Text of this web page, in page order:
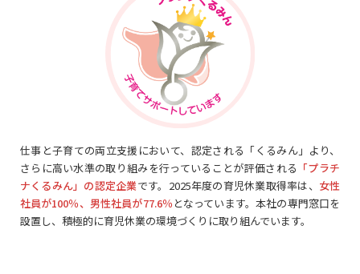
仕事と子育ての両立支援において、認定される「くるみん」より、
さらに高い水準の取り組みを行っていることが評価される 「プラチ
ナくるみん」の認定企業です。2025年度の育児休業取得率は、 女性
社員が100％、男性社員が77.6％ となっています。本社の専門窓口を
設置し、積極的に育児休業の環境づくりに取り組んでいます。